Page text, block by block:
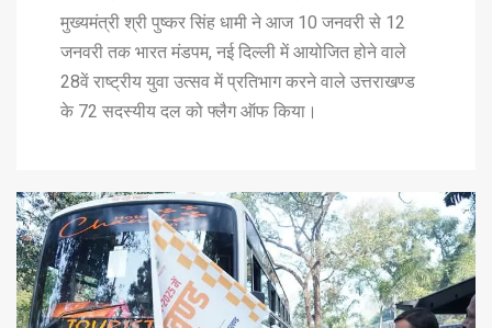
मुख्यमंत्री श्री पुष्कर सिंह धामी ने आज 10 जनवरी से 12
जनवरी तक भारत मंडपम, नई दिल्ली में आयोजित होने वाले
28वें राष्ट्रीय युवा उत्सव में प्रतिभाग करने वाले उत्तराखण्ड
के 72 सदस्यीय दल को फ्लैग ऑफ किया।